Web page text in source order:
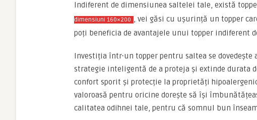
Indiferent de dimensiunea saltelei tale, există
dimensiuni 160×200 , vei găsi cu ușurință un topper
poți beneficia de avantajele unui topper indiferent
Investiția într-un topper pentru saltea se dovedește
strategie inteligentă de a proteja și extinde durata
confort sporit și protecție la proprietăți
valoroasă pentru oricine dorește să își
calitatea odihnei tale, pentru că somnul bun